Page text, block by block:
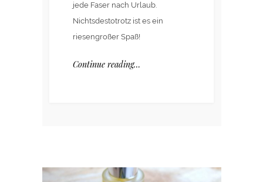
jede Faser nach Urlaub.
Nichtsdestotrotz ist es ein
riesengroßer Spaß!
Continue reading…